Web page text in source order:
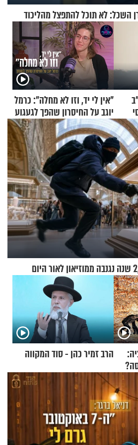
השכל: לא תוכל להתפצל מהליכוד
"אין לי יד, וזו לא מחלה": כרמל
יוגב על החיסרון שהפך לגעגוע
הרב זמיר כהן - סוד המקווה